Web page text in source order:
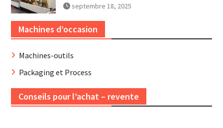
septembre 18, 2025
Machines d’occasion
Machines-outils
Packaging et Process
Conseils pour l’achat – revente